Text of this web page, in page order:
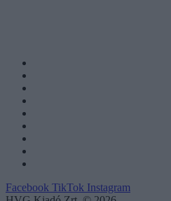
Facebook TikTok Instagram